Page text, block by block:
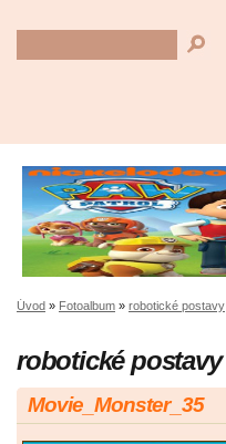
Úvod » Fotoalbum » robotické postavy
robotické postavy
Movie_Monster_35